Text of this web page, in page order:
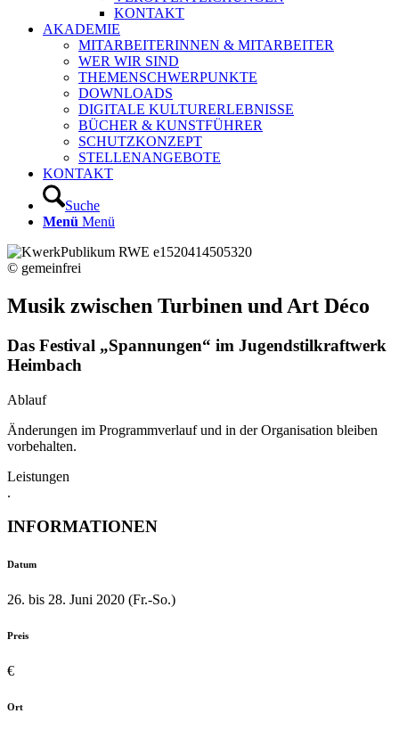
KONTAKT
AKADEMIE
MITARBEITERINNEN & MITARBEITER
WER WIR SIND
THEMENSCHWERPUNKTE
DOWNLOADS
DIGITALE KULTURERLEBNISSE
BÜCHER & KUNSTFÜHRER
SCHUTZKONZEPT
STELLENANGEBOTE
KONTAKT
Suche
Menü Menü
© gemeinfrei
Musik zwischen Turbinen und Art Déco
Das Festival „Spannungen“ im Jugendstilkraftwerk
Heimbach
Ablauf
Änderungen im Programmverlauf und in der Organisation bleiben
vorbehalten.
Leistungen
.
INFORMATIONEN
Datum
26. bis 28. Juni 2020 (Fr.-So.)
Preis
€
Ort